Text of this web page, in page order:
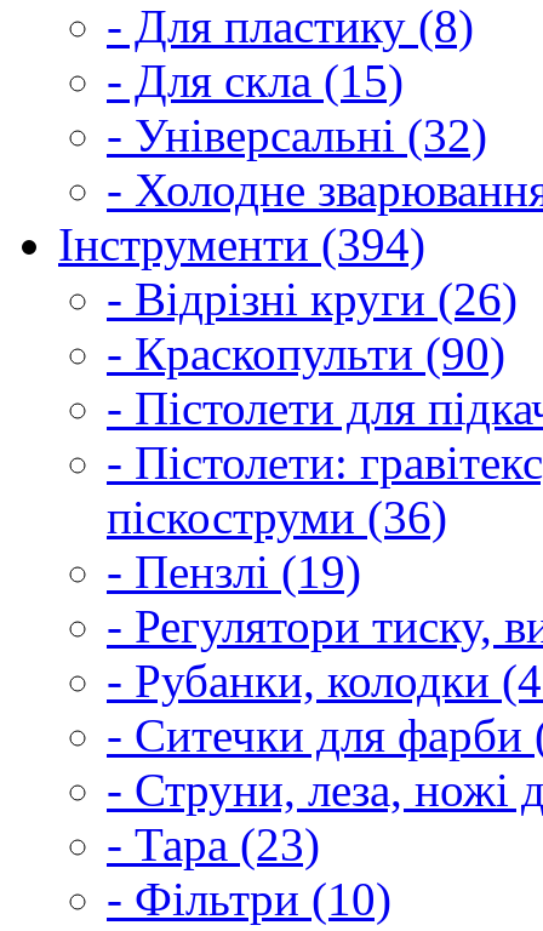
- Для пластику (8)
- Для скла (15)
- Універсальні (32)
- Холодне
Інструменти (394)
- Відрізні круги (26)
- Краскопульти (90)
- Пістолети для
- Пістолети:
піскоструми (36)
- Пензлі (19)
- Регулятори тиску,
- Рубанки, колодки
- Ситечки для фарби
- Струни, леза, ножі
- Тара (23)
- Фільтри (10)